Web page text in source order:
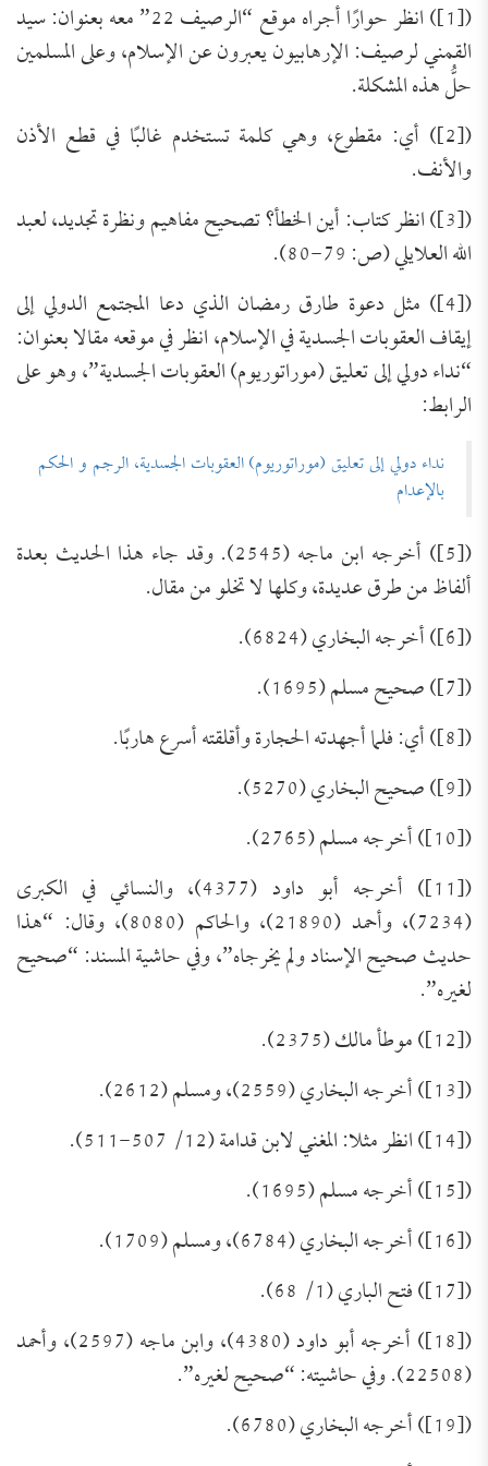
([1]) انظر حوارًا أجراه موقع “الرصيف 22” معه بعنوان: سيد
القمني لرصيف: الإرهابيون يعبرون عن الإسلام، وعلى المسلمين
حلُّ هذه المشكلة.
([2]) أي: مقطوع، وهي كلمة تستخدم غالبًا في قطع الأذن
والأنف.
([3]) انظر كتاب: أين الخطأ؟ تصحيح مفاهيم ونظرة تجديد، لعبد
الله العلايلي (ص: 79-80).
([4]) مثل دعوة طارق رمضان الذي دعا المجتمع الدولي إلى
إيقاف العقوبات الجسدية في الإسلام، انظر في موقعه مقالا بعنوان:
“نداء دولي إلى تعليق (موراتوريوم) العقوبات الجسدية”، وهو على
الرابط:
نداء دولي إلى تعليق (موراتوريوم) العقوبات الجسدية، الرجم و الحكم
بالإعدام
([5]) أخرجه ابن ماجه (2545). وقد جاء هذا الحديث بعدة
ألفاظ من طرق عديدة، وكلها لا تخلو من مقال.
([6]) أخرجه البخاري (6824).
([7]) صحيح مسلم (1695).
([8]) أي: فلما أجهدته الحجارة وأقلقته أسرع هاربًا.
([9]) صحيح البخاري (5270).
([10]) أخرجه مسلم (2765).
([11]) أخرجه أبو داود (4377)، والنسائي في الكبرى
(7234)، وأحمد (21890)، والحاكم (8080)، وقال: “هذا
حديث صحيح الإسناد ولم يخرجاه”، وفي حاشية المسند: “صحيح
لغيره”.
([12]) موطأ مالك (2375).
([13]) أخرجه البخاري (2559)، ومسلم (2612).
([14]) انظر مثلا: المغني لابن قدامة (12/ 507-511).
([15]) أخرجه مسلم (1695).
([16]) أخرجه البخاري (6784)، ومسلم (1709).
([17]) فتح الباري (1/ 68).
([18]) أخرجه أبو داود (4380)، وابن ماجه (2597)، وأحمد
(22508). وفي حاشيته: “صحيح لغيره”.
([19]) أخرجه البخاري (6780).